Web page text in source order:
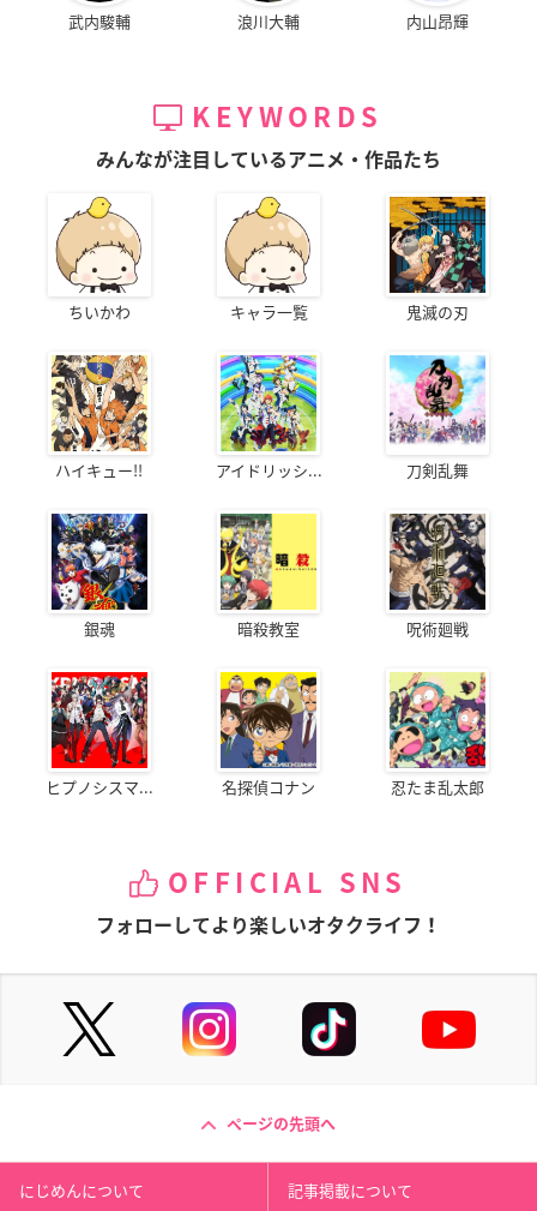
武内駿輔 浪川大輔 内山昂輝
KEYWORDS
みんなが注目しているアニメ・作品たち
ちいかわ キャラ一覧 鬼滅の刃
ハイキュー!! アイドリッシ... 刀剣乱舞
銀魂 暗殺教室 呪術廻戦
ヒプノシスマ... 名探偵コナン 忍たま乱太郎
OFFICIAL SNS
フォローしてより楽しいオタクライフ！
ページの先頭へ
にじめんについて 記事掲載について